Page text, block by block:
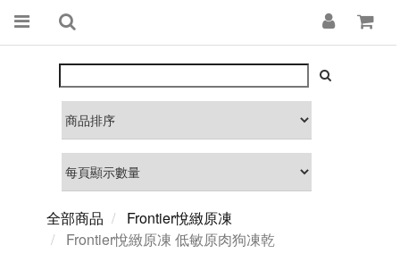
全部商品
Frontier悅緻原凍
Frontier悅緻原凍 低敏原肉狗凍乾